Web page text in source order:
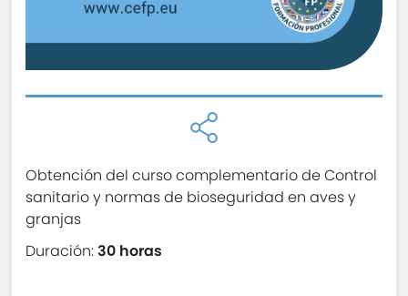
Obtención del curso complementario de Control
sanitario y normas de bioseguridad en aves y
granjas
Duración:30 horas